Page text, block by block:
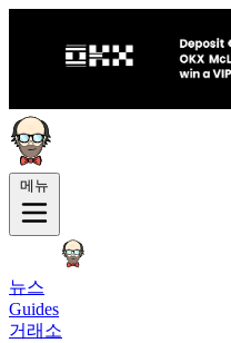
메뉴
뉴스
Guides
거래소